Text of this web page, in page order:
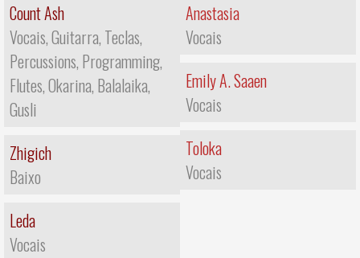
Count Ash
Vocais, Guitarra, Teclas,
Percussions, Programming,
Flutes, Okarina, Balalaika,
Gusli
Zhigich
Baixo
Leda
Vocais
Anastasia
Vocais
Emily A. Saaen
Vocais
Toloka
Vocais